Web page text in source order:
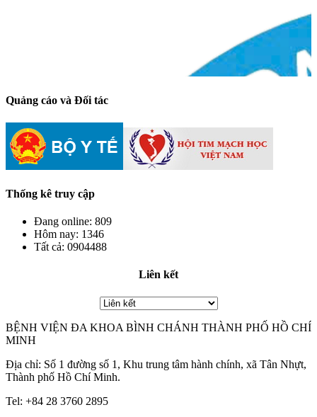
Quảng cáo và Đối tác
Thống kê truy cập
Đang online: 809
Hôm nay: 1346
Tất cả: 0904488
Liên kết
BỆNH VIỆN ĐA KHOA BÌNH CHÁNH THÀNH PHỐ HỒ CHÍ
MINH
Địa chỉ: Số 1 đường số 1, Khu trung tâm hành chính, xã Tân Nhựt,
Thành phố Hồ Chí Minh.
Tel: +84 28 3760 2895